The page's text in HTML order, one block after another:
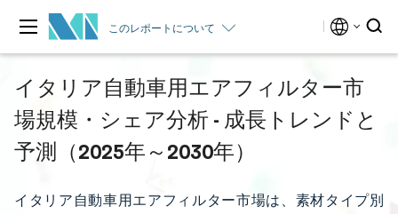
このレポートについて
イタリア自動車用エアフィルター市
場規模・シェア分析 - 成長トレンドと
予測（2025年～2030年）
イタリア自動車用エアフィルター市場は、素材タイプ別